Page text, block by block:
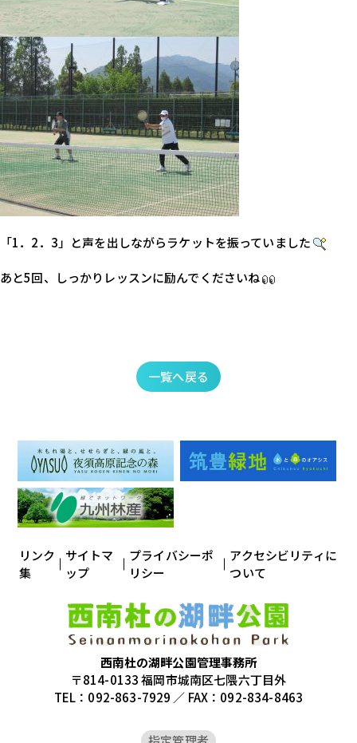
「1．2．3」と声を出しながらラケットを振っていました
あと5回、しっかりレッスンに励んでくださいね
一覧へ戻る
リンク
集
サイトマ
ップ
プライバシーポ
リシー
アクセシビリティに
ついて
西南杜の湖畔公園管理事務所
〒814-0133 福岡市城南区七隈六丁目外
TEL：092-863-7929 ／ FAX：092-834-8463